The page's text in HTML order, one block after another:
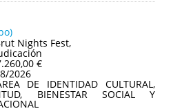
Nights Fest,
€
2026
DE IDENTIDAD CULTURAL,
BIENESTAR SOCIAL Y